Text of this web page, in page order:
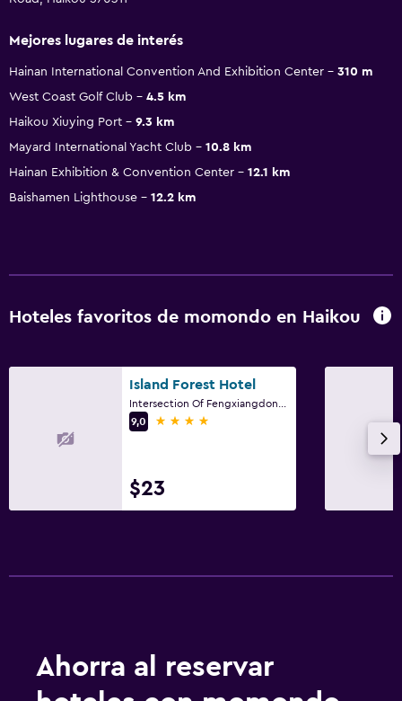
Mejores lugares de interés
Hainan International Convention And Exhibition Center
310 m
West Coast Golf Club
4.5 km
Haikou Xiuying Port
9.3 km
Mayard International Yacht Club
10.8 km
Hainan Exhibition & Convention Center
12.1 km
Baishamen Lighthouse
12.2 km
Hoteles favoritos de momondo en Haikou
Island Forest Hotel
9,0
4 estrellas
$23
Ahorra al reservar